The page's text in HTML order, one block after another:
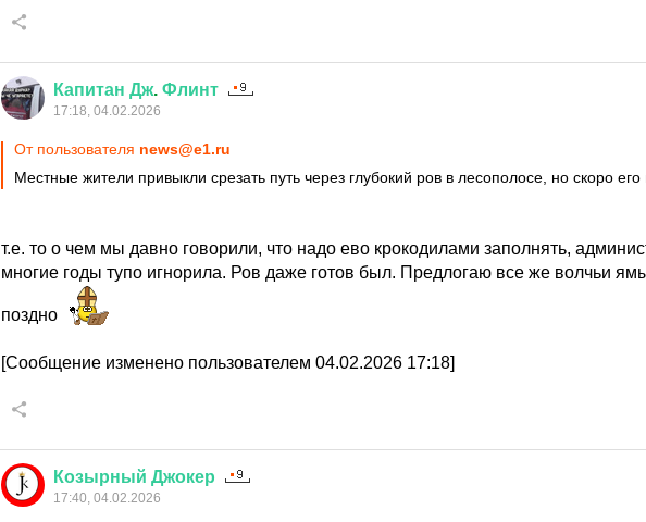
Капитан Дж. Флинт
17:18, 04.02.2026
От пользователя news@e1.ru
Местные жители привыкли срезать путь через глубокий ров в лесополосе, но скоро его
т.е. то о чем мы давно говорили, что надо ево крокодилами заполнять,
многие годы тупо игнорила. Ров даже готов был. Предлогаю все же волчьи
поздно
[Сообщение изменено пользователем 04.02.2026 17:18]
Козырный Джокер
17:40, 04.02.2026